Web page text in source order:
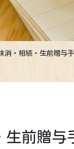
消・相続・生前贈与
前贈与